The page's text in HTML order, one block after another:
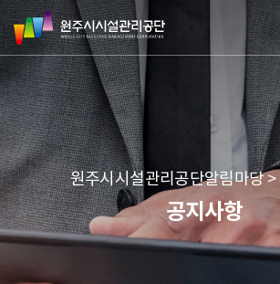
스
킵
네
비
게
이
션
본문 바로가기
메뉴 바로가기
원
주
시
시
설
관
리
공
단 원주시시설관리공단알림마당
공지사항